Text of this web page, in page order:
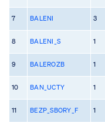
7 BALENI 3
8 BALENI_S 1
9 BALEROZB 1
10 BAN_UCTY 1
11 BEZP_SBORY_F 1